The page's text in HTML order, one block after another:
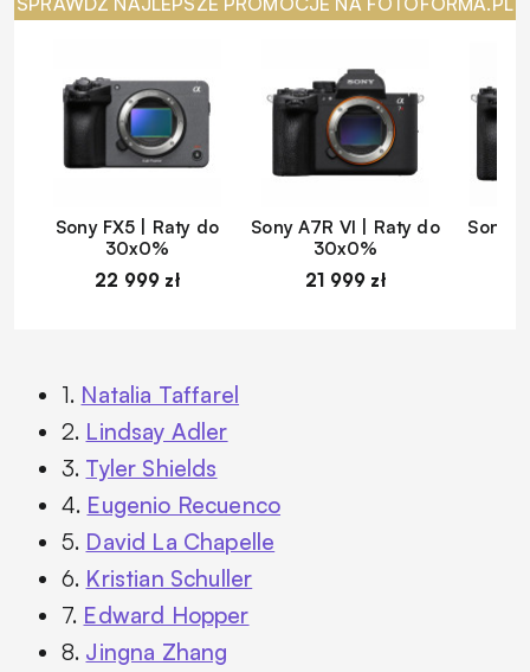
Sony FX5 | Raty do
30x0%
22 999 zł
Sony A7R VI | Raty do
30x0%
21 999 zł
Sony
1. Natalia Taffarel
2. Lindsay Adler
3. Tyler Shields
4. Eugenio Recuenco
5. David La Chapelle
6. Kristian Schuller
7. Edward Hopper
8. Jingna Zhang